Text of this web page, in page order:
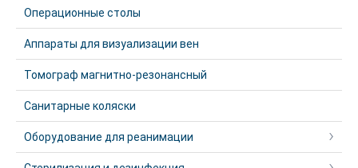
Операционные столы
Аппараты для визуализации вен
Томограф магнитно-резонансный
Санитарные коляски
Оборудование для реанимации